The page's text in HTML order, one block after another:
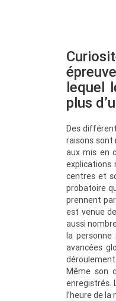
lequel
plus
Des
raisons sont
aux mis en
centres et
probatoire
prennent
est venue
aussi
la
avancées
Même son
enregistrés.
l’heure de
une